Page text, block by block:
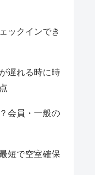
ックインでき
遅れる時に時
会員・一般の
短で空室確保